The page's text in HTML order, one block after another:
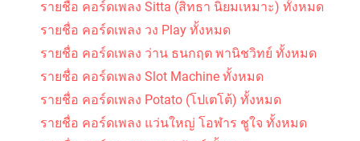
รายชื่อ คอร์ดเพลง Sitta (สิทธา นิยมเหมาะ) ทั้งหมด
รายชื่อ คอร์ดเพลง วง Play ทั้งหมด
รายชื่อ คอร์ดเพลง ว่าน ธนกฤต พานิชวิทย์ ทั้งหมด
รายชื่อ คอร์ดเพลง Slot Machine ทั้งหมด
รายชื่อ คอร์ดเพลง Potato (โปเตโต้) ทั้งหมด
รายชื่อ คอร์ดเพลง แว่นใหญ่ โอฬาร ชูใจ ทั้งหมด